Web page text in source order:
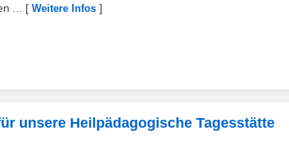
...
[ Weitere Infos ]
unsere Heilpädagogische Tagesstätte